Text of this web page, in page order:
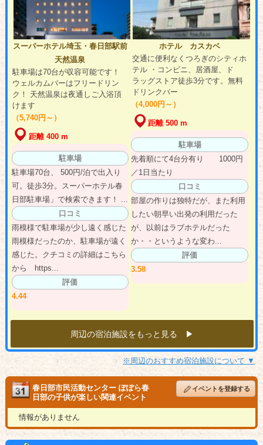
スーパーホテル埼玉・春日部駅前
天然温泉
駐車場は70台が収容可能です！
ウェルカムバーはフリードリン
ク！ 天然温泉は夜通しご入浴頂
けます
（5,740円～）
距離 400 m
駐車場
駐車場70台、 500円/泊で出入り
可。徒歩3分。スーパーホテル春
日部駐車場」で検索できます！ ...
口コミ
雨模様で駐車場が少し遠く感じた
雨模様だったのか、駐車場が遠く
感じた。クチコミの詳細はこちら
から https...
評価
4.44
ホテル カスカベ
交通に便利なくつろぎのシティホ
テル ・コンビニ、居酒屋、ド
ラッグストア徒歩3分です。無料
ドリンクバー
（4,000円～）
距離 500 m
駐車場
先着順にて4台分有り 1000円
／1日当たり
口コミ
部屋の作りは独特だが、また利用
したい朝早い出発の利用だった
が、以前はラブホテルだった
か・・というような変わ...
評価
3.58
周辺の宿泊施設をもっと見る ▶︎
※周辺のおすすめ宿泊施設について ▼
春日部市民活動センター ぽぽら春
日部の子供が楽しい関連イベント
イベントを登録する
情報がありません